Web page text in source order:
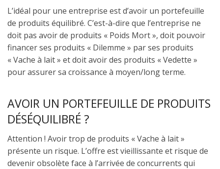
L’idéal pour une entreprise est d’avoir un portefeuille
de produits équilibré. C’est-à-dire que l’entreprise ne
doit pas avoir de produits « Poids Mort », doit pouvoir
financer ses produits « Dilemme » par ses produits
« Vache à lait » et doit avoir des produits « Vedette »
pour assurer sa croissance à moyen/long terme.
AVOIR UN PORTEFEUILLE DE PRODUITS
DÉSÉQUILIBRÉ ?
Attention ! Avoir trop de produits « Vache à lait »
présente un risque. L’offre est vieillissante et risque de
devenir obsolète face à l’arrivée de concurrents qui